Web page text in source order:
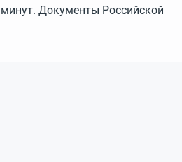
Документы Российской